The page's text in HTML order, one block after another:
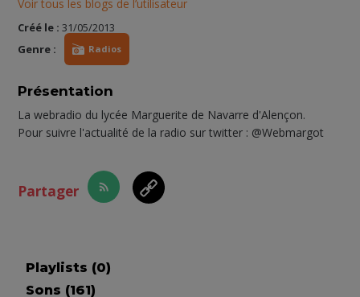
Voir tous les blogs de l’utilisateur
Créé le :31/05/2013
Genre :
Radios
Présentation
La webradio du lycée Marguerite de Navarre d'Alençon.
Pour suivre l'actualité de la radio sur twitter : @Webmargot
Partager
Playlists (0)
Sons (161)